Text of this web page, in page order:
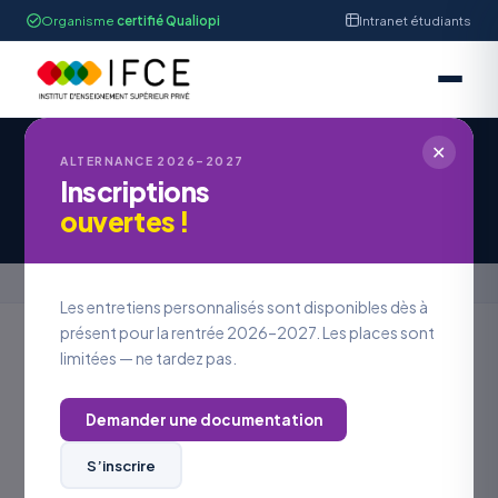
Organisme certifié Qualiopi Intranet étudiants
✕
ALTERNANCE 2026–2027
Inscriptions
ouvertes !
Les entretiens personnalisés sont disponibles dès à
présent pour la rentrée 2026–2027. Les places sont
limitées — ne tardez pas.
Demander une documentation
S’inscrire
Candidature à une offre d’emploi
Postuler àune offre
VOS COORDONNÉES